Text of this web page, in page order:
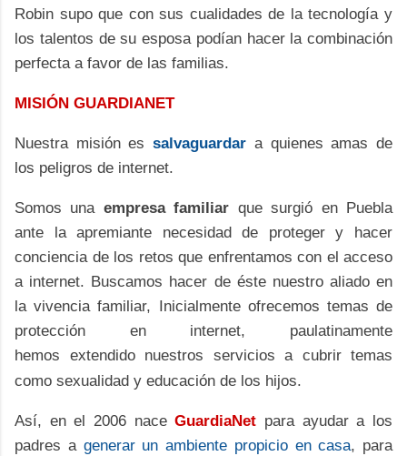
Robin supo que con sus cualidades de la tecnología y
los talentos de su esposa podían hacer la combinación
perfecta a favor de las familias.
MISIÓN GUARDIANET
Nuestra misión essalvaguardar a quienes amas de
los peligros de internet.
Somos una empresa familiar que surgió en Puebla
ante la apremiante necesidad de proteger y hacer
conciencia de los retos que enfrentamos con el acceso
a internet. Buscamos hacer de éste nuestro aliado en
la vivencia familiar, Inicialmente ofrecemos temas de
protección en internet, paulatinamente
hemos extendido nuestros servicios a cubrir temas
como sexualidad y educación de los hijos.
Así, en el 2006 naceGuardiaNet para ayudar a los
padres a generar un ambiente propicio en casa, para